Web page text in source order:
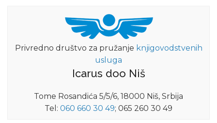
Privredno društvo za pružanje knjigovodstvenih
usluga
Icarus doo Niš
Tome Rosandića 5/5/6, 18000 Niš, Srbija
Tel: 060 660 30 49; 065 260 30 49